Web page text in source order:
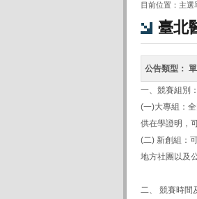
目前位置： 主選
臺北
公告類型：
一、競賽組別：
(一)大專組：
供在學證明，
(二) 新創組：
地方社團以及
二、 競賽時間